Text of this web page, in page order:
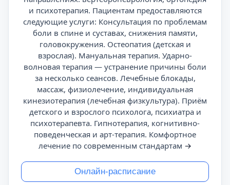
и психотерапия. Пациентам предоставляются
следующие услуги: Консультация по проблемам
боли в спине и суставах, снижения памяти,
головокружения. Остеопатия (детская и
взрослая). Мануальная терапия. Ударно-
волновая терапия — устранение причины боли
за несколько сеансов. Лечебные блокады,
массаж, физиолечение, индивидуальная
кинезиотерапия (лечебная физкультура). Приём
детского и взрослого психолога, психиатра и
психотерапевта. Гипнотерапия, когнитивно-
поведенческая и арт-терапия. Комфортное
лечение по современным стандартам →
Онлайн-расписание